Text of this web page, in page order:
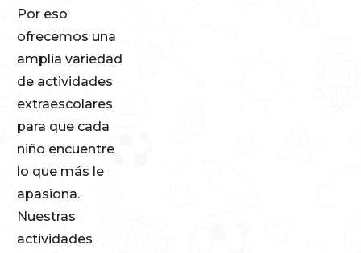
Por eso
ofrecemos una
amplia variedad
de actividades
extraescolares
para que cada
niño encuentre
lo que más le
apasiona.
Nuestras
actividades